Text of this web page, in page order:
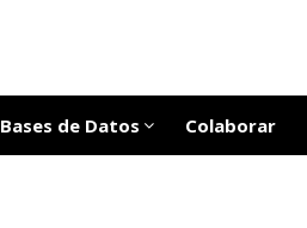
Bases de Datos Colaborar